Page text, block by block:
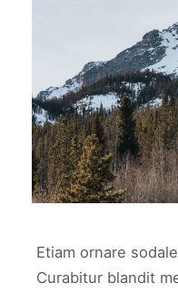
Etiam ornare
Curabitur blandit